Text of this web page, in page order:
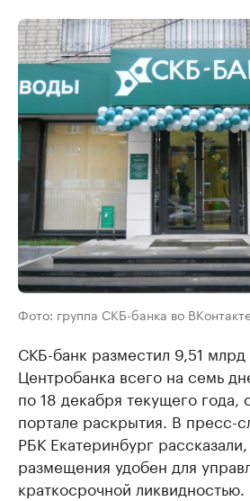
Фото: группа СКБ-банка во
СКБ-банк разместил 9,51
Центробанка всего на семь
по 18 декабря текущего года,
портале раскрытия. В пресс-
РБК Екатеринбург
размещения удобен для
краткосрочной ликвидностью.